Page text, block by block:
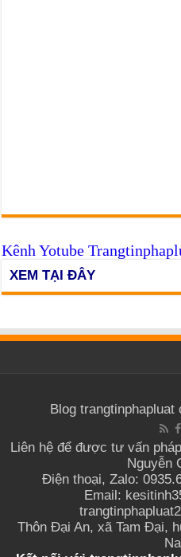
Kênh Yotube
XEM TẠI ĐÂY
Blog
Liên hệ để được tư vấn
Nguyễn
Điện thoại, Zalo:
Email:
Thôn Đại An, xã Tam Đại,